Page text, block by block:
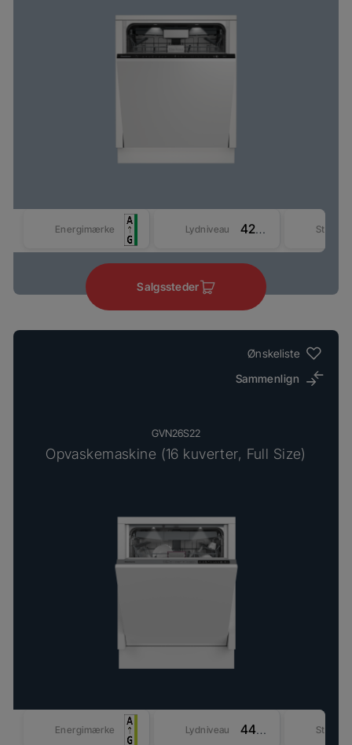
Energimærke Lydniveau 42 dBA
Salgssteder
Ønskeliste
Sammenlign
GVN26S22
Opvaskemaskine (16 kuverter, Full Size)
Energimærke Lydniveau 44 dBA